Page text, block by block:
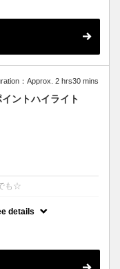
：Approx. 2 hrs30 mins
ントハイライト
も☆
ラーの料金込みでお得♪
details